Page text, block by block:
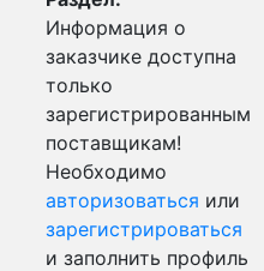
Информация о
заказчике доступна
только
зарегистрированным
поставщикам!
Необходимо
авторизоваться или
зарегистрироваться
и заполнить профиль